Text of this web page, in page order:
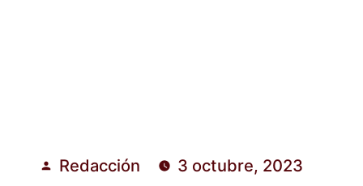
Publicado
Redacción 3 octubre, 2023